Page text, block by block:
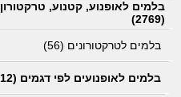
בלמים לאופנוע, קטנוע, טרקטורון
(2769)
בלמים לטרקטורונים (56)
בלמים לאופנועים לפי דגמים (2412)